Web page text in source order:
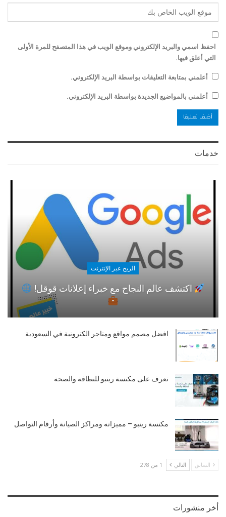
احفظ اسمي والبريد الإلكتروني وموقع الويب في هذا المتصفح للمرة الأولى
التي أعلق فيها.
أعلمني بمتابعة التعليقات بواسطة البريد الإلكتروني.
أعلمني بالمواضيع الجديدة بواسطة البريد الإلكتروني.
خدمات
الربح عبر الإنترنت
اكتشف عالم النجاح مع خبراء إعلانات قوقل!
افضل مصمم مواقع ومتاجر الكترونية في السعودية
تعرف على مكنسة رينبو للنظافة والصحة
مكنسة رينبو – مميزاته ومراكز الصيانة وأرقام التواصل
السابق التالي 1 من 278
أخر منشورات